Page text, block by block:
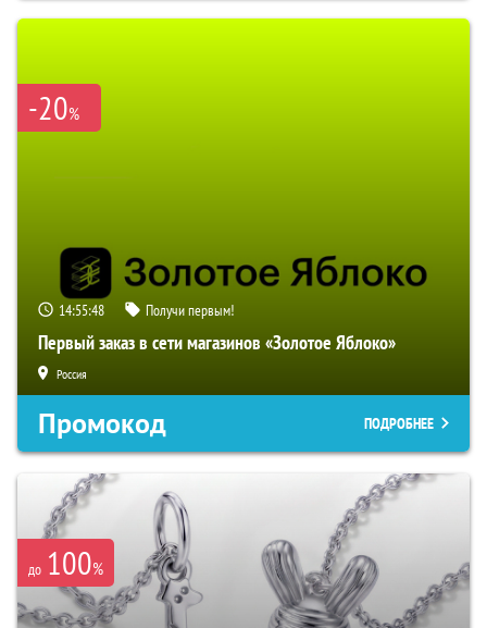
-20%
14:55:47 Получи первым!
Первый заказ в сети магазинов «Золотое Яблоко»
Россия
Промокод ПОДРОБНЕЕ
до 100%